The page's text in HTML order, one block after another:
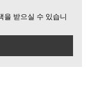
받으실 수 있습니